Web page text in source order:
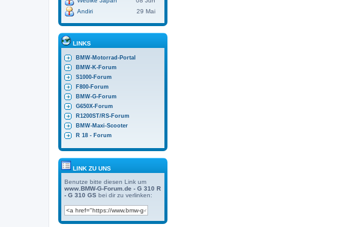
Andiri
29 Mai
LINKS
BMW-Motorrad-Portal
BMW-K-Forum
S1000-Forum
F800-Forum
BMW-G-Forum
G650X-Forum
R1200ST/RS-Forum
BMW-Maxi-Scooter
R 18 - Forum
LINK ZU UNS
Benutze bitte diesen Link um
www.BMW-G-Forum.de - G 310 R
- G 310 GS bei dir zu verlinken: